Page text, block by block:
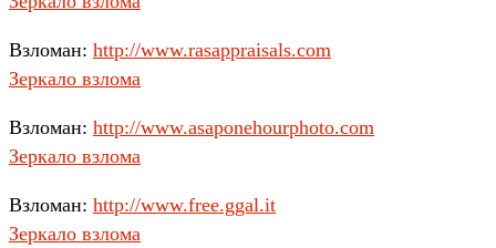
Взломан: http://www.rasappraisals.com
Зеркало взлома
Взломан: http://www.asaponehourphoto.com
Зеркало взлома
Взломан: http://www.free.ggal.it
Зеркало взлома